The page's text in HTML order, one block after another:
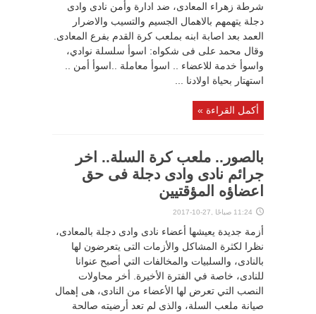
شرطة زهراء المعادى، ضد ادارة وأمن نادى وادى
دجلة يتهمهم بالاهمال الجسيم والتسيب والاضرار
العمد بعد اصابة ابنه بملعب كرة القدم بفرع المعادى.
وقال محمد على فى شكواه: اسوأ سلسلة نوادي،
واسوأ خدمة للاعضاء .. اسوأ معاملة ..اسوأ أمن ..
استهتار بحياة اولادنا ...
أكمل القراءة »
بالصور.. ملعب كرة السلة.. اخر
جرائم نادى وادى دجلة فى حق
اعضاؤه المؤقتيين
11:24 صباحًا ,27-10-2017
أزمة جديدة يعيشها أعضاء نادى وادى دجلة بالمعادى،
نظرا لكثرة المشاكل والأزمات التى يتعرضون لها
بالنادى، والسلبيات والمخالفات التي أصبح عنوانا
للنادى، خاصة في الفترة الأخيرة. أخر محاولات
النصب التي تعرض لها الأعضاء من النادى، هى إهمال
صيانة ملعب السلة، والذى لم تعد أرضيته صالحة